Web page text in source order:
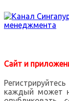
Сайт и
каждый может